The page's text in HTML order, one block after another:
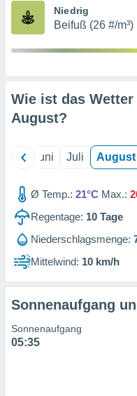
zur
von
der
von
von
durch
der
Niedrig
Beifuß (26 #/m³)
Wie ist das
August?
Juni Juli August
Ø Temp.: 21°C Max.:
Regentage: 10 Tage
Niederschlagsmenge:
Mittelwind: 10 km/h
Sonnenaufgang
Sonnenaufgang
05:35